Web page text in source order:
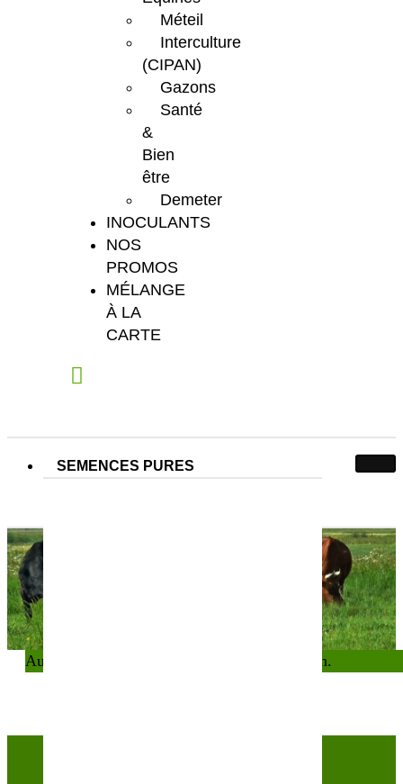
Méteil
Interculture
(CIPAN)
Gazons
Santé
&
Bien
être
Demeter
INOCULANTS
NOS
PROMOS
MÉLANGE
À LA
CARTE
SEMENCES PURES
Aucun produit ne correspond à votre sélection.